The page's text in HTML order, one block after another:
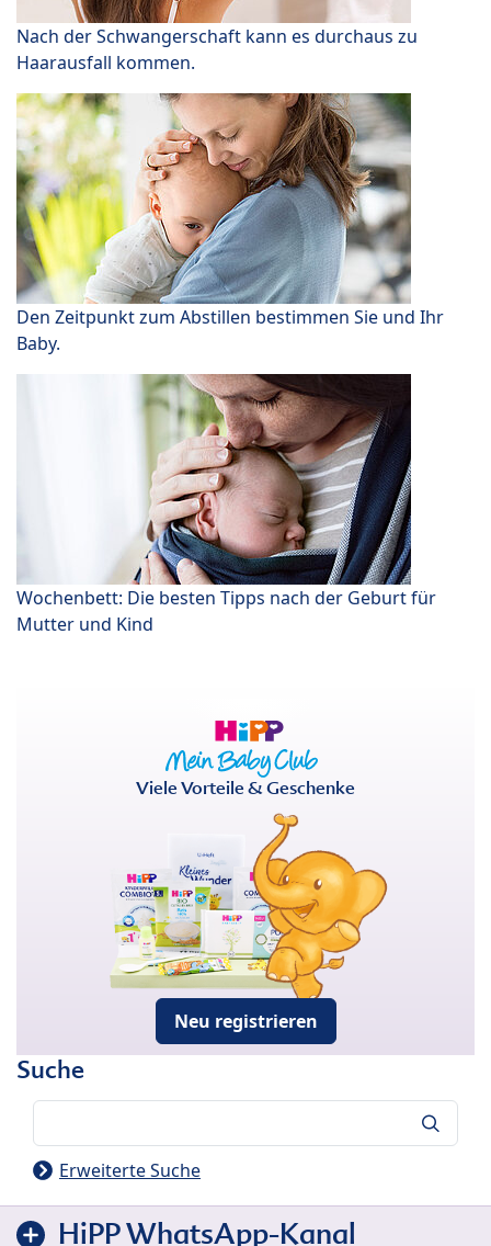
Nach der Schwangerschaft kann es durchaus zu
Haarausfall kommen.
Den Zeitpunkt zum Abstillen bestimmen Sie und Ihr
Baby.
Wochenbett: Die besten Tipps nach der Geburt für
Mutter und Kind
Viele Vorteile & Geschenke
Neu registrieren
Suche
Erweiterte Suche
HiPP WhatsApp-Kanal